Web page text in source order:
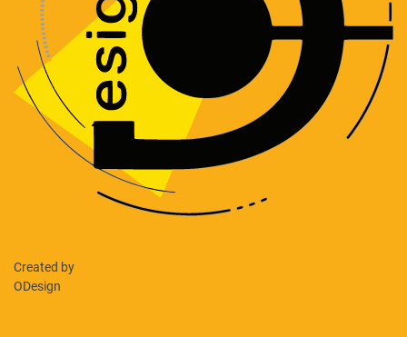
Created by
ODesign